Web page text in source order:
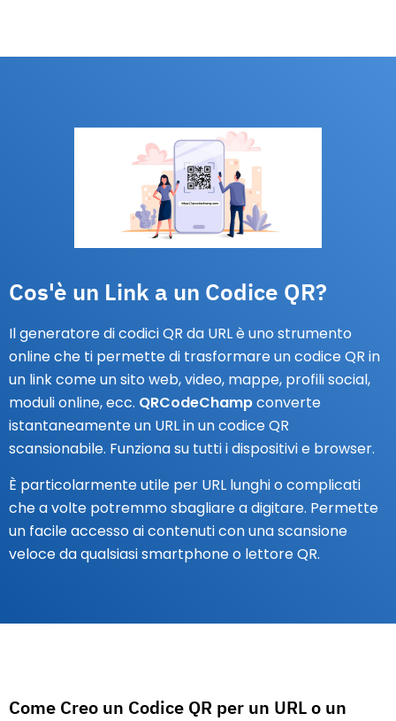
Cos'è un Link a un Codice QR?
Il generatore di codici QR da URL è uno strumento
online che ti permette di trasformare un codice QR in
un link come un sito web, video, mappe, profili social,
moduli online, ecc. QRCodeChampconverte
istantaneamente un URL in un codice QR
scansionabile. Funziona su tutti i dispositivi e browser.
È particolarmente utile per URL lunghi o complicati
che a volte potremmo sbagliare a digitare. Permette
un facile accesso ai contenuti con una scansione
veloce da qualsiasi smartphone o lettore QR.
Come Creo un Codice QR per un URL o un